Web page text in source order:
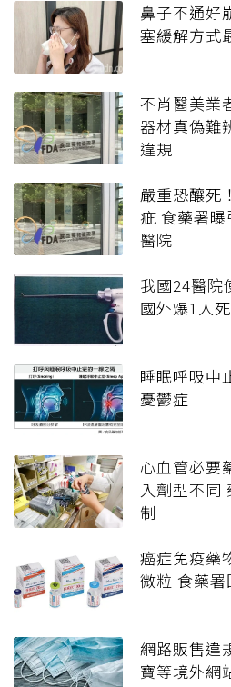
鼻子不通好
塞緩解方式
不肖醫美業
器材真偽難
違規
嚴重恐釀死
疵 食藥署
醫院
我國24醫
國外爆1人
睡眠呼吸中
憂鬱症
心血管必要
入劑型不同
制
癌症免疫藥
微粒 食藥
網路販售違
寶等境外網